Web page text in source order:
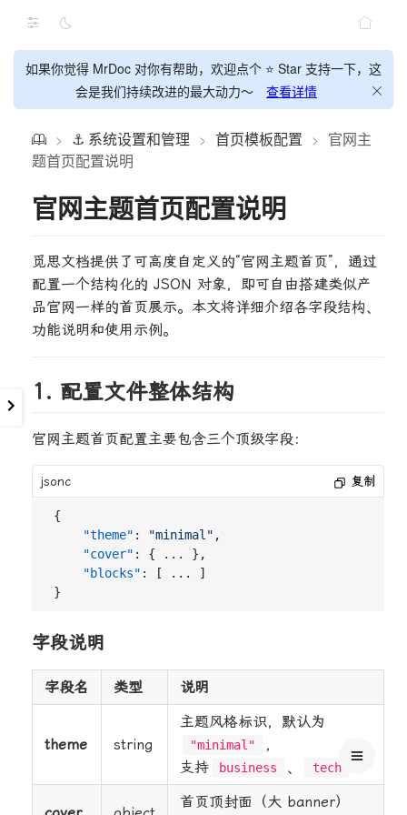
如果你觉得 MrDoc 对你有帮助，欢迎点个 ⭐ Star 支持一下，这
会是我们持续改进的最大动力～
查看详情
> ⚓ 系统设置和管理 > 首页模板配置 > 官网主
题首页配置说明
官网主题首页配置说明
觅思文档提供了可高度自定义的“官网主题首页”，通过
配置一个结构化的 JSON 对象，即可自由搭建类似产
品官网一样的首页展示。本文将详细介绍各字段结构、
功能说明和使用示例。
1. 配置文件整体结构
官网主题首页配置主要包含三个顶级字段：
jsonc 复制
{
"theme" : "minimal" ,
"cover" : { ... } ,
"blocks" : [ ...
]
}
字段说明
字段名 类型 说明
theme string
主题风格标识，默认为
"minimal"
，
支持
business 、 tech
首页顶封面（大 banner）